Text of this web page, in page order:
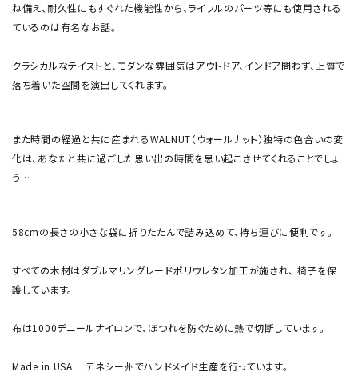
ね備え、耐久性にもすぐれた機能性から、ライフルのパーツ等にも使用される
ているのは有名なお話。
クラシカルなテイストと、モダンな雰囲気はアウトドア、インドア問わず、上質で
落ち着いた空間を演出してくれます。
また時間の経過と共に産まれるWALNUT（ウォールナット）独特の色合いの変
化は、あなたと共に過ごした思い出の時間を思い起こさせてくれることでしょ
う…
58cmの長さの小さな袋に折りたたんで詰み込めて、持ち運びに便利です。
すべての木材はダブルマリングレードポリウレタン加工が施され、 椅子を保
護しています。
布は1000デニールナイロンで、ほつれを防ぐために熱で切断しています。
Made in USA テネシー州でハンドメイド生産を行っています。